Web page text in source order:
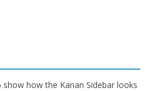
how the Kanan Sidebar looks